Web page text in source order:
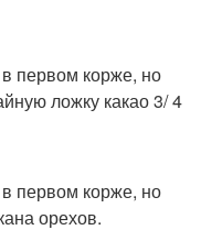
первом корже, но
ложку какао 3/ 4
первом корже, но
орехов.